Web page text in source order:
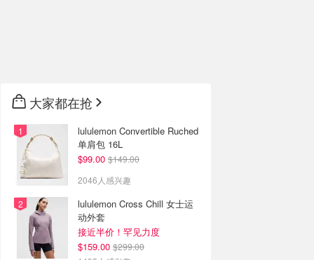
大家都在抢
lululemon Convertible Ruched
单肩包 16L
$99.00 $149.00
2046人感兴趣
lululemon Cross Chill 女士运
动外套
接近半价！罕见力度
$159.00 $299.00